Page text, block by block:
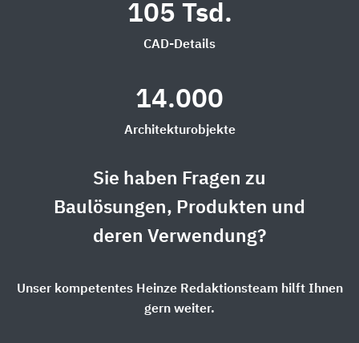
105 Tsd.
CAD-Details
14.000
Architekturobjekte
Sie haben Fragen zu
Baulösungen, Produkten und
deren Verwendung?
Unser kompetentes Heinze Redaktionsteam hilft Ihnen
gern weiter.